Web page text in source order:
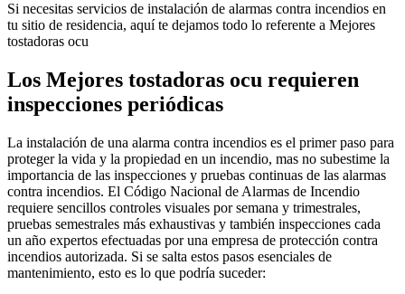
Si necesitas servicios de instalación de alarmas contra incendios en
tu sitio de residencia, aquí te dejamos todo lo referente a Mejores
tostadoras ocu
Los Mejores tostadoras ocu requieren
inspecciones periódicas
La instalación de una alarma contra incendios es el primer paso para
proteger la vida y la propiedad en un incendio, mas no subestime la
importancia de las inspecciones y pruebas continuas de las alarmas
contra incendios. El Código Nacional de Alarmas de Incendio
requiere sencillos controles visuales por semana y trimestrales,
pruebas semestrales más exhaustivas y también inspecciones cada
un año expertos efectuadas por una empresa de protección contra
incendios autorizada. Si se salta estos pasos esenciales de
mantenimiento, esto es lo que podría suceder: